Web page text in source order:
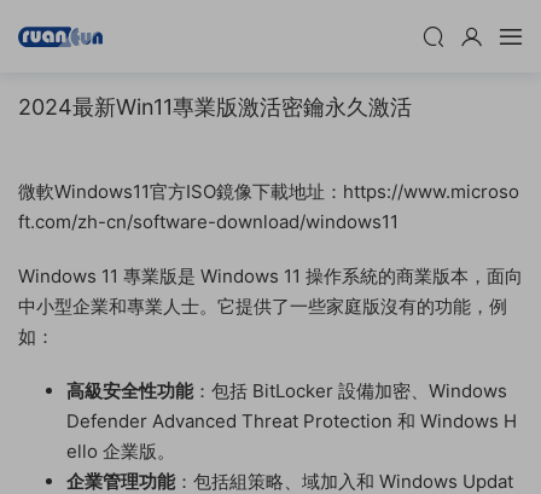
2024最新Win11專業版激活密鑰永久激活
微軟Windows11官方ISO鏡像下載地址：https://www.microso
ft.com/zh-cn/software-download/windows11
Windows 11 專業版是 Windows 11 操作系統的商業版本，面向
中小型企業和專業人士。它提供了一些家庭版沒有的功能，例
如：
高級安全性功能 ：包括 BitLocker 設備加密、Windows
Defender Advanced Threat Protection 和 Windows H
ello 企業版。
企業管理功能 ：包括組策略、域加入和 Windows Updat